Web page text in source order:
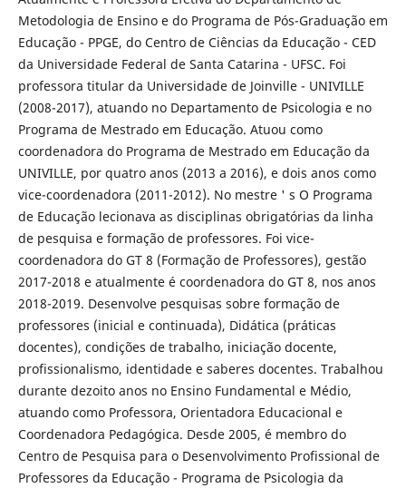
Metodologia de Ensino e do Programa de Pós-Graduação em
Educação - PPGE, do Centro de Ciências da Educação - CED
da Universidade Federal de Santa Catarina - UFSC. Foi
professora titular da Universidade de Joinville - UNIVILLE
(2008-2017), atuando no Departamento de Psicologia e no
Programa de Mestrado em Educação. Atuou como
coordenadora do Programa de Mestrado em Educação da
UNIVILLE, por quatro anos (2013 a 2016), e dois anos como
vice-coordenadora (2011-2012). No mestre ' s O Programa
de Educação lecionava as disciplinas obrigatórias da linha
de pesquisa e formação de professores. Foi vice-
coordenadora do GT 8 (Formação de Professores), gestão
2017-2018 e atualmente é coordenadora do GT 8, nos anos
2018-2019. Desenvolve pesquisas sobre formação de
professores (inicial e continuada), Didática (práticas
docentes), condições de trabalho, iniciação docente,
profissionalismo, identidade e saberes docentes. Trabalhou
durante dezoito anos no Ensino Fundamental e Médio,
atuando como Professora, Orientadora Educacional e
Coordenadora Pedagógica. Desde 2005, é membro do
Centro de Pesquisa para o Desenvolvimento Profissional de
Professores da Educação - Programa de Psicologia da